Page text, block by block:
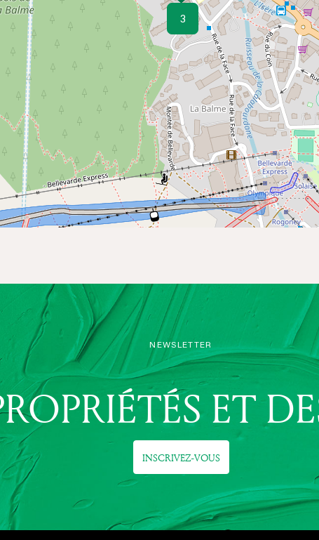
3
NEWSLETTER
ET
INSCRIVEZ-VOUS